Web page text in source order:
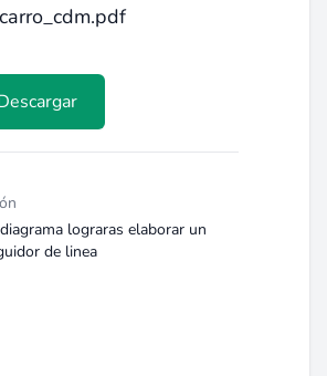
lograras elaborar un
de linea